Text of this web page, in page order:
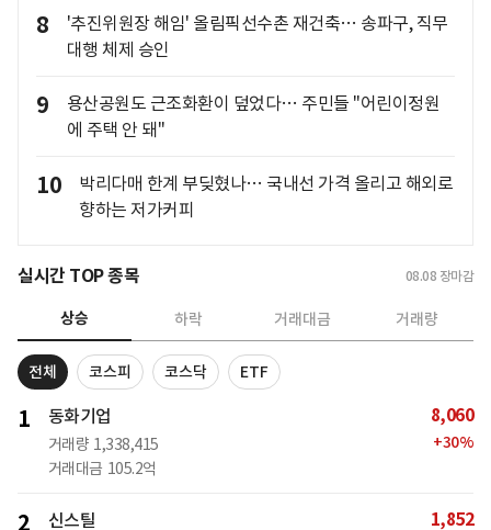
8
'추진위원장 해임' 올림픽선수촌 재건축… 송파구, 직무
대행 체제 승인
9
용산공원도 근조화환이 덮었다… 주민들 "어린이정원
에 주택 안 돼"
10
박리다매 한계 부딪혔나… 국내선 가격 올리고 해외로
향하는 저가커피
실시간 TOP 종목 08.08 장마감
상승 하락 거래대금 거래량
전체 코스피 코스닥 ETF
1 동화기업
거래량 1,338,415
거래대금 105.2억
8,060
+30%
2 신스틸 1,852